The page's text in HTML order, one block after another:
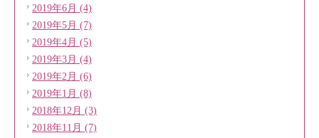
2019年6月 (4)
2019年5月 (7)
2019年4月 (5)
2019年3月 (4)
2019年2月 (6)
2019年1月 (8)
2018年12月 (3)
2018年11月 (7)